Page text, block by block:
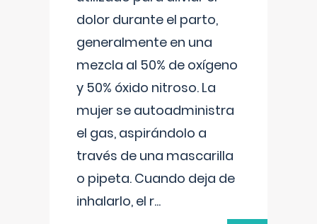
dolor durante el parto,
generalmente en una
mezcla al 50% de oxígeno
y 50% óxido nitroso. La
mujer se autoadministra
el gas, aspirándolo a
través de una mascarilla
o pipeta. Cuando deja de
inhalarlo, el r...